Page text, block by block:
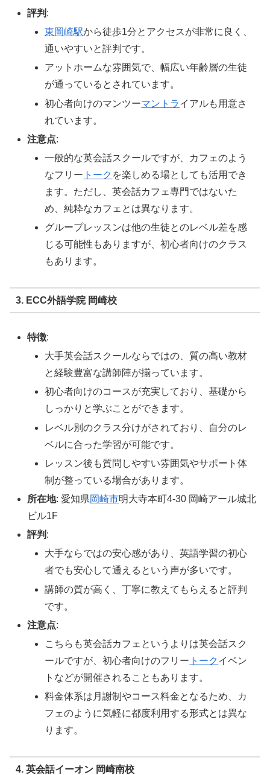
評判 :
東岡崎駅から徒歩1分とアクセスが非常に良く、
通いやすいと評判です。
アットホームな雰囲気で、幅広い年齢層の生徒
が通っているとされています。
初心者向けのマンツーマントライアルも用意さ
れています。
注意点:
一般的な英会話スクールですが、カフェのよう
なフリー トーク を楽しめる場としても活用でき
ます。ただし、英会話カフェ専門ではないた
め、純粋なカフェとは異なります。
グループレッスンは他の生徒とのレベル差を感
じる可能性もありますが、初心者向けのクラス
もあります。
3. ECC外語学院 岡崎校
特徴:
大手英会話スクールならではの、質の高い教材
と経験豊富な講師陣が揃っています。
初心者向けのコースが充実しており、基礎から
しっかりと学ぶことができます。
レベル別のクラス分けがされており、自分のレ
ベルに合った学習が可能です。
レッスン後も質問しやすい雰囲気やサポート体
制が整っている場合があります。
所在地: 愛知県岡崎市明大寺本町4-30 岡崎アール城北
ビル1F
評判 :
大手ならではの安心感があり、英語学習の初心
者でも安心して通えるという声が多いです。
講師の質が高く、丁寧に教えてもらえると評判
です。
注意点:
こちらも英会話カフェというよりは英会話スク
ールですが、初心者向けのフリー トークイベン
トなどが開催されることもあります。
料金体系は月謝制やコース料金となるため、カ
フェのように気軽に都度利用する形式とは異な
ります。
4. 英会話イーオン 岡崎南校